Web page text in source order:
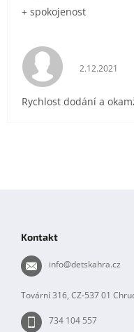
+ spokojenost
Hodnocení
2.12.2021
Rychlost dodání a
Kontakt
info@detskahra.cz
Tovární 316, CZ-537 01
734 104 557